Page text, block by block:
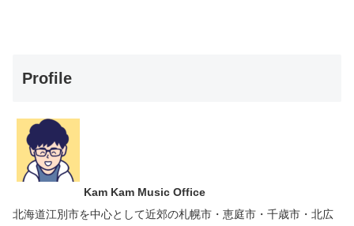
Profile
Kam Kam Music Office
北海道江別市を中心として近郊の札幌市・恵庭市・千歳市・北広